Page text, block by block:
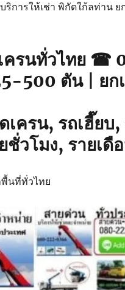
บริการให้เช่า พิกัดใก้ลท่าน
ครนทั่วไทย ☎
500 ตัน | ยก
เครน, รถเฮี๊ยบ
ชั่วโมง, รายเดื
นที่ทั่วไทย